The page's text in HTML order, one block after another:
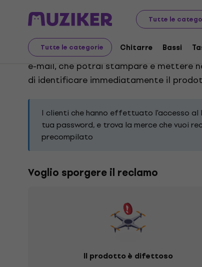
Tutte le
Tutte le categorie Chitarre Bassi
Reclami
Scegli il tipo di reclamo da sporgere, a
e-mail, che potrai stampare e mettere
di identificare immediatamente il
I clienti che hanno effettuato l'accesso al
tua password, e trova la merce che vuoi
precompilato
Voglio sporgere il reclamo
Il prodotto è difettoso